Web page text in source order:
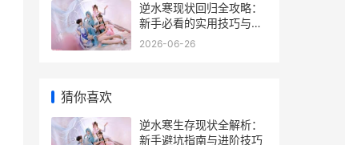
逆水寒现状回归全攻略：
新手必看的实用技巧与隐
藏玩法
2026-06-26
猜你喜欢
逆水寒生存现状全解析：
新手避坑指南与进阶技巧